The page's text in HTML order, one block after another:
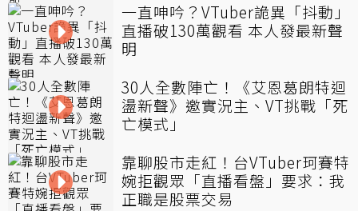
一直呻吟？VTuber詭異「抖動」
直播破130萬觀看 本人發最新聲
明
30人全數陣亡！《艾恩葛朗特迴
盪新聲》邀實況主、VT挑戰「死
亡模式」
靠聊股市走紅！台VTuber珂賽特
婉拒觀眾「直播看盤」要求：我
正職是股票交易